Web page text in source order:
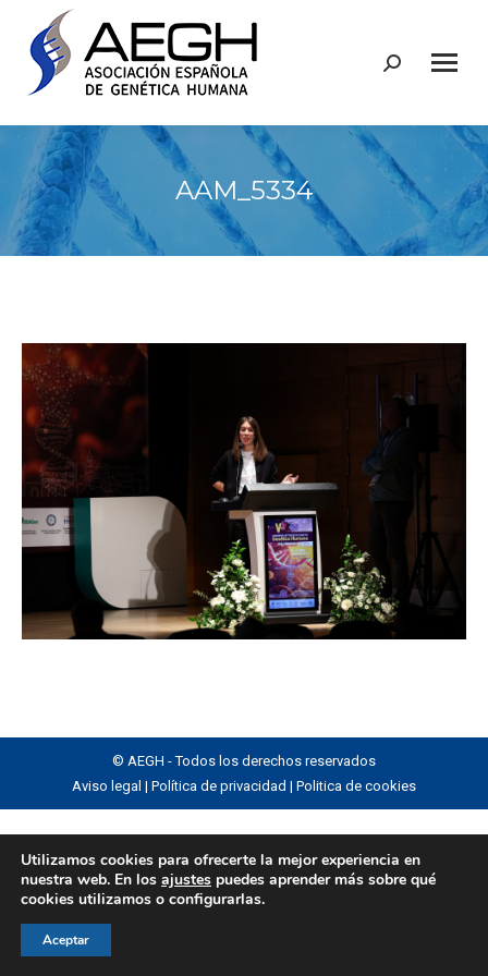
Buscar:
AAM_5334
© AEGH - Todos los derechos reservados
Aviso legal | Política de privacidad | Politica de cookies
Utilizamos cookies para ofrecerte la mejor experiencia en
nuestra web. En los ajustes puedes aprender más sobre qué
cookies utilizamos o configurarlas.
Aceptar